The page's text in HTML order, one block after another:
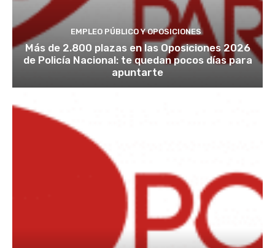
EMPLEO PÚBLICO Y OPOSICIONES
Más de 2.800 plazas en las Oposiciones 2026
de Policía Nacional: te quedan pocos días para
apuntarte